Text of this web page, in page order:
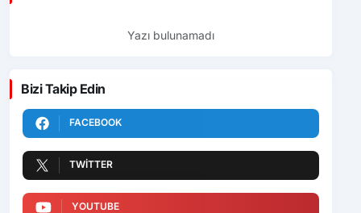
Yazı bulunamadı
Bizi Takip Edin
FACEBOOK
TWITTER
YOUTUBE